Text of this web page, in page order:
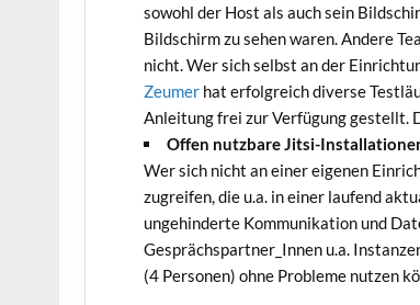
sowohl der Host als auch sein
Bildschirm zu sehen waren. Andere
nicht. Wer sich selbst an der
Zeumerhat erfolgreich diverse
Anleitung frei zur Verfügung gestellt.
Offen nutzbare Jitsi-
Wer sich nicht an einer eigenen
zugreifen, die u.a. in einer laufend
ungehinderte Kommunikation und
Gesprächspartner_Innen u.a.
(4 Personen) ohne Probleme nutzen